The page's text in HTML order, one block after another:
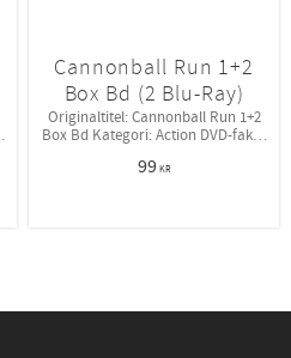
Cannonball Run 1+2
Box Bd (2 Blu-Ray)
Originaltitel: Cannonball Run 1+2
Box Bd Kategori: Action DVD-fakta
Ljudformat: Dolby Digital 5.1
99KR